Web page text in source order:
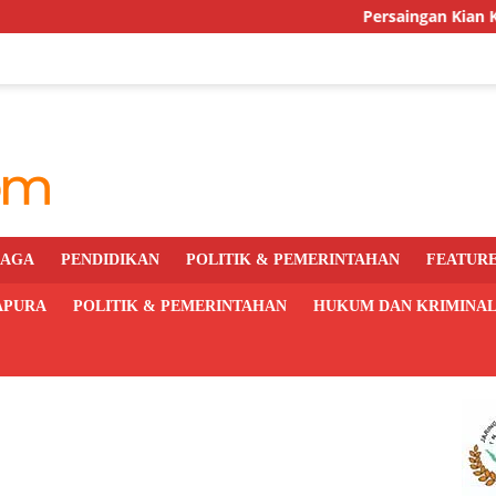
Persaingan Kian Ketat, PRI
PENDIDIKAN POLITIK & PEMERINTAHAN
POLITIK & PEMERINTAHAN HUKUM DAN KRIMINAL